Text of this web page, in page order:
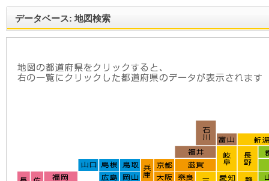
データベース: 地図検索